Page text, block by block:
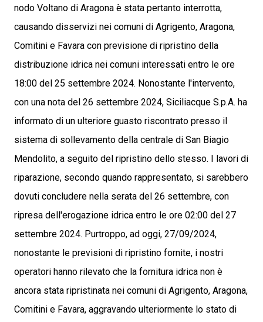
nodo Voltano di Aragona è stata pertanto interrotta,
causando disservizi nei comuni di Agrigento, Aragona,
Comitini e Favara con previsione di ripristino della
distribuzione idrica nei comuni interessati entro le ore
18:00 del 25 settembre 2024. Nonostante l'intervento,
con una nota del 26 settembre 2024, Siciliacque S.p.A. ha
informato di un ulteriore guasto riscontrato presso il
sistema di sollevamento della centrale di San Biagio
Mendolito, a seguito del ripristino dello stesso. I lavori di
riparazione, secondo quando rappresentato, si sarebbero
dovuti concludere nella serata del 26 settembre, con
ripresa dell'erogazione idrica entro le ore 02:00 del 27
settembre 2024. Purtroppo, ad oggi, 27/09/2024,
nonostante le previsioni di ripristino fornite, i nostri
operatori hanno rilevato che la fornitura idrica non è
ancora stata ripristinata nei comuni di Agrigento, Aragona,
Comitini e Favara, aggravando ulteriormente lo stato di